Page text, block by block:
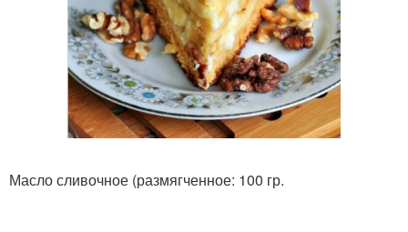
Масло сливочное (размягченное: 100 гр.